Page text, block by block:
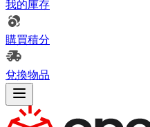
我的庫存
購買積分
兌換物品